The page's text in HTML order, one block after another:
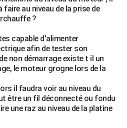
faire au niveau de la prise de
?
capable d'alimenter
afin de tester son
non démarrage existe t il un
le moteur grogne lors de la
il faudra voir au niveau du
être un fil déconnecté ou fondu
une raz au niveau de la platine